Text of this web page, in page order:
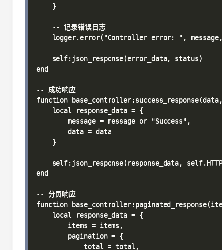
    }
    -- 记录错误日志
logger.error("Controller error: ",
    self:json_response(error_data, status)
end
-- 成功响应
function base_controller:success_response(data,
    local response_data = {
        message = message or "Success",
        data = data
    }
self:json_response(response_data,
end
-- 分页响应
function
    local response_data = {
        items = items,
        pagination = {
            total = total,